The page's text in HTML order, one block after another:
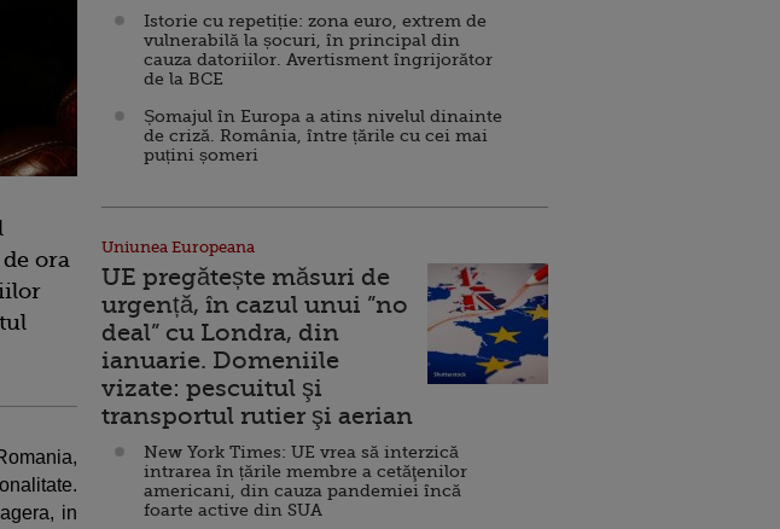
ora
in
Istorie cu repetiție: zona euro, extrem de
vulnerabilă la șocuri, în principal din
cauza datoriilor. Avertisment îngrijorător
de la BCE
Șomajul în Europa a atins nivelul dinainte
de criză. România, între țările cu cei mai
puțini șomeri
Uniunea Europeana
UE pregătește măsuri de
urgență, în cazul unui ”no
deal” cu Londra, din
ianuarie. Domeniile
vizate: pescuitul şi
transportul rutier şi aerian
New York Times: UE vrea să interzică
intrarea în țările membre a cetăţenilor
americani, din cauza pandemiei încă
foarte active din SUA